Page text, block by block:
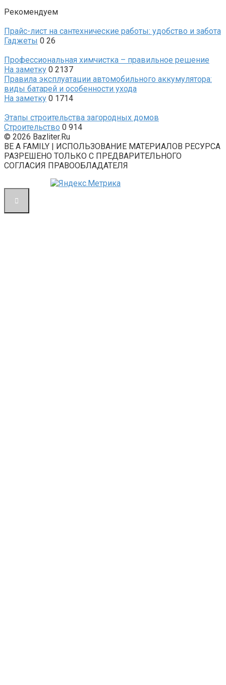
Рекомендуем
Прайс-лист на сантехнические работы: удобство и забота
Гаджеты 0 26
Профессиональная химчистка – правильное решение
На заметку 0 2137
Правила эксплуатации автомобильного аккумулятора:
виды батарей и особенности ухода
На заметку 0 1714
Этапы строительства загородных домов
Строительство 0 914
© 2026 Bazliter.Ru
BE A FAMILY | ИСПОЛЬЗОВАНИЕ МАТЕРИАЛОВ РЕСУРСА
РАЗРЕШЕНО ТОЛЬКО С ПРЕДВАРИТЕЛЬНОГО
СОГЛАСИЯ ПРАВООБЛАДАТЕЛЯ